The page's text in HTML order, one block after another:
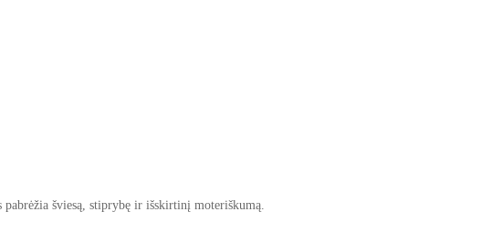
šviesą, stiprybę ir išskirtinį moteriškumą.